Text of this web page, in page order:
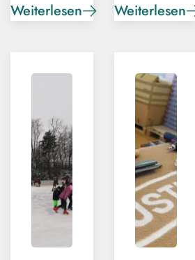
Weiterlesen Weiterlesen